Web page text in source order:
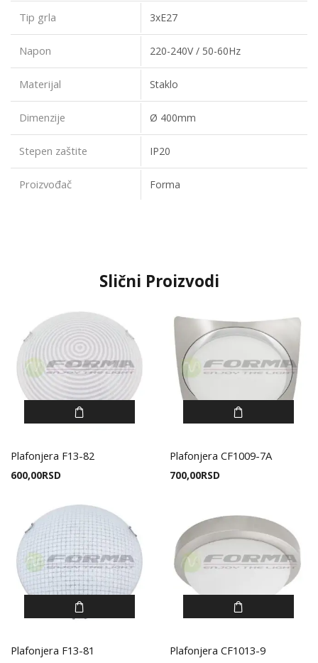
Tip grla 3xE27
Napon 220-240V / 50-60Hz
Materijal Staklo
Dimenzije Ø 400mm
Stepen zaštite IP20
Proizvođač Forma
Slični Proizvodi
Plafonjera F13-82
600,00RSD
Plafonjera CF1009-7A
700,00RSD
Plafonjera F13-81 Plafonjera CF1013-9